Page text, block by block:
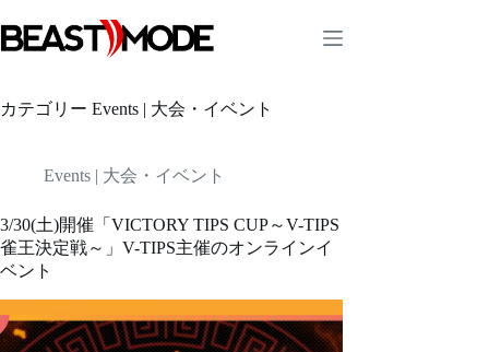
ン
テ
ツ
プ
カテゴリー Events | 大会・イベント
Events | 大会・イベント
3/30(土)開催「VICTORY TIPS CUP～V-TIPS
雀王決定戦～」V-TIPS主催のオンラインイ
ベント